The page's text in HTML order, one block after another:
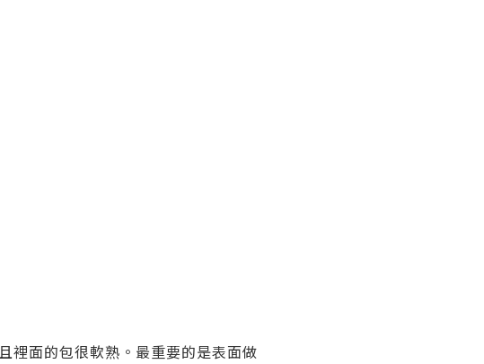
裡面的包很軟熟。最重要的是表面做